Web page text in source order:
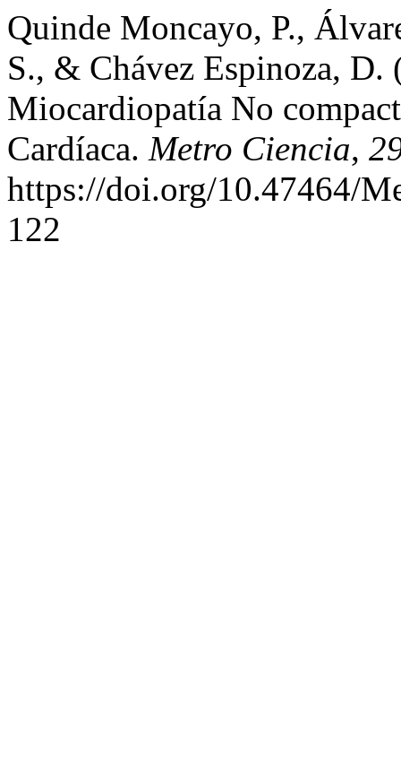
Quinde Moncayo, P.,
S., & Chávez Espinoza, D.
Miocardiopatía No
Cardíaca. Metro Ciencia,
https://doi.org/10.47464/
122